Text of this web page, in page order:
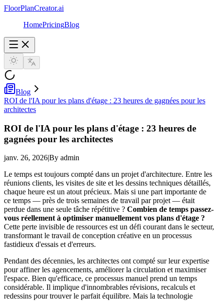
FloorPlanCreator.ai
HomePricingBlog
Blog
ROI de l'IA pour les plans d'étage : 23 heures de gagnées pour les
architectes
ROI de l'IA pour les plans d'étage : 23 heures de
gagnées pour les architectes
janv. 26, 2026|By admin
Le temps est toujours compté dans un projet d'architecture. Entre les
réunions clients, les visites de site et les dessins techniques détaillés,
chaque heure est un atout précieux. Mais si une part importante de
ce temps — près de trois semaines de travail par projet — était
perdue dans une seule tâche répétitive ? Combien de temps passez-
vous réellement à optimiser manuellement vos plans d'étage ?
Cette perte invisible de ressources est un défi courant dans le secteur,
transformant le travail de conception créative en un processus
fastidieux d'essais et d'erreurs.
Pendant des décennies, les architectes ont compté sur leur expertise
pour affiner les agencements, améliorer la circulation et maximiser
l'espace. Bien qu'efficace, ce processus manuel prend un temps
considérable. Il implique d'innombrables révisions, recalculs et
redessins pour trouver le parfait équilibre. Mais la technologie